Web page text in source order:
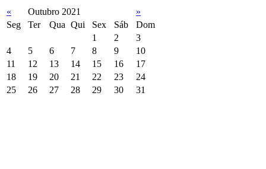
« Outubro 2021
»
Seg
Ter Qua Qui Sex Sáb
Dom
1
2
3
4
5 6 7 8 9
10
11
12 13 14 15 16
17
18
19 20 21 22 23
24
25
26 27 28 29 30 31